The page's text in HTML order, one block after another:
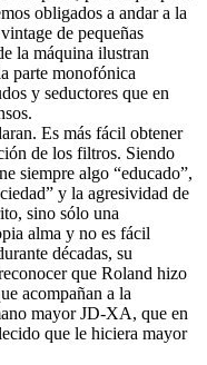
obligados a andar a la
de pequeñas
la máquina ilustran
parte monofónica
y seductores que en
Es más fácil obtener
de los filtros. Siendo
siempre algo “educado”,
y la agresividad de
sino sólo una
alma y no es fácil
décadas, su
que Roland hizo
acompañan a la
mayor JD-XA, que en
que le hiciera mayor